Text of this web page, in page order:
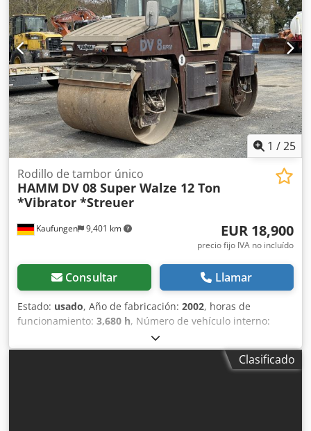
SIN GARANTÍA, INCLUIDOS EQUIPAMIENTO Y ACCESORIOS.
La base para todos los contratos de compraventa, facturas,
facturas proforma, pedidos y negociaciones de venta son
nuestros Términos y Condiciones Generales (véase aviso
legal).
1 /25
Kaufungen 9,401 km
Rodillo de tambor único
HAMM DV 08 Super Walze 12 Ton
*Vibrator *Streuer
EUR 18,900
precio fijo IVA no incluído
Consultar Llamar
Estado: usado, Año de fabricación: 2002, horas de
funcionamiento: 3,680 h, Número de vehículo interno:
G400103 Disponible inmediatamente en nuestro patio en
Kaufungen. Más información en: * Golec Nutzfahrzeuge
GmbH (alemán, inglés, búlgaro, ruso) * Viktoria Sologubova
Clasificado